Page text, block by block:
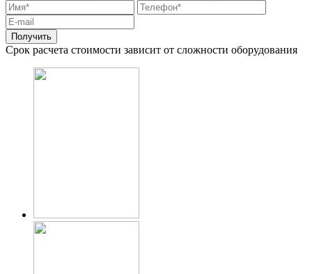
Срок расчета стоимости зависит от сложности оборудования